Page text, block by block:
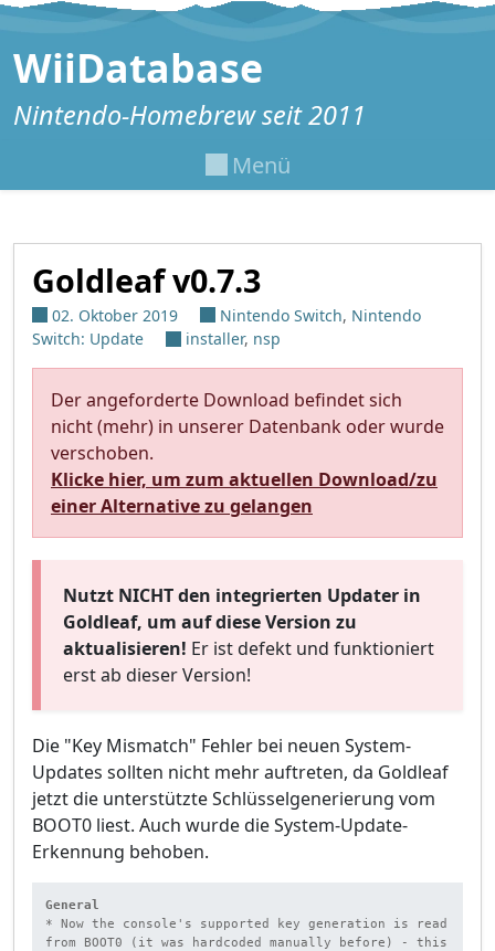
Zum Inhalt springen
WiiDatabase
Nintendo-Homebrew seit 2011
Menü
Goldleaf v0.7.3
02. Oktober 2019 Nintendo Switch, Nintendo
Switch: Update
installer, nsp
Der angeforderte Download befindet sich
nicht (mehr) in unserer Datenbank oder wurde
verschoben.
Klicke hier, um zum aktuellen Download/zu
einer Alternative zu gelangen
Nutzt NICHT den integrierten Updater in
Goldleaf, um auf diese Version zu
aktualisieren! Er ist defekt und funktioniert
erst ab dieser Version!
Die "Key Mismatch" Fehler bei neuen System-
Updates sollten nicht mehr auftreten, da Goldleaf
jetzt die unterstützte Schlüsselgenerierung vom
BOOT0 liest. Auch wurde die System-Update-
Erkennung behoben.
General
* Now the console's supported key generation is read
from BOOT0 (it was hardcoded manually before) - this